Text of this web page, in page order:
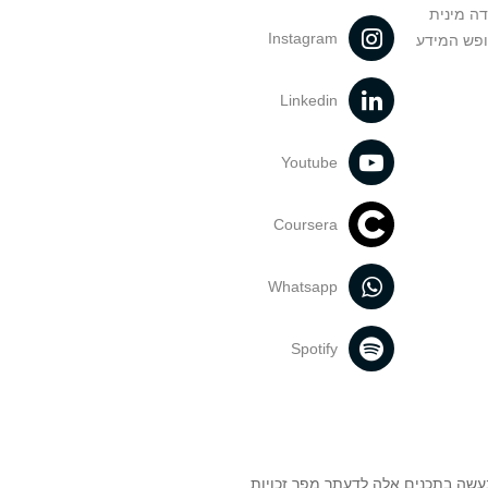
מינית
המידע
Instagram
Linkedin
Youtube
Coursera
Whatsapp
Spotify
בתכנים אלה לדעתך מפר זכויות